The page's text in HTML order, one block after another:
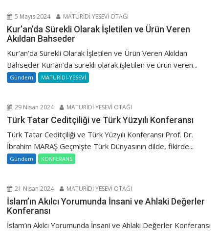
5 Mayıs 2024 MATURİDİ YESEVİ OTAĞI
Kur’an’da Sürekli Olarak İşletilen ve Ürün Veren
Akıldan Bahseder
Kur’an’da Sürekli Olarak İşletilen ve Ürün Veren Akıldan
Bahseder Kur’an’da sürekli olarak işletilen ve ürün veren...
Gündem MATURİDİ-YESEVİ
29 Nisan 2024 MATURİDİ YESEVİ OTAĞI
Türk Tatar Ceditçiliği ve Türk Yüzyılı Konferansı
Türk Tatar Ceditçiliği ve Türk Yüzyılı Konferansı Prof. Dr.
İbrahim MARAŞ Geçmişte Türk Dünyasının dilde, fikirde...
Gündem KONFERANS
21 Nisan 2024 MATURİDİ YESEVİ OTAĞI
İslam’ın Akılcı Yorumunda İnsani ve Ahlaki Değerler
Konferansı
İslam’ın Akılcı Yorumunda İnsani ve Ahlaki Değerler Konferansı